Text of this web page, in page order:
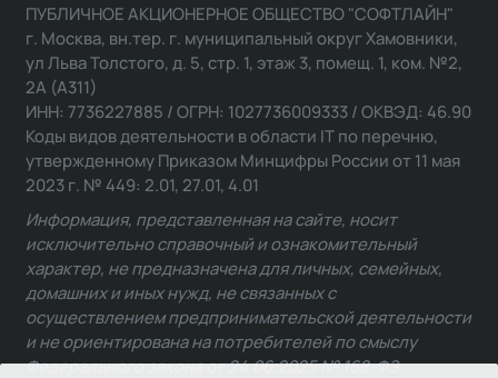
ПУБЛИЧНОЕ АКЦИОНЕРНОЕ ОБЩЕСТВО "СОФТЛАЙН"
г. Москва, вн.тер. г. муниципальный округ Хамовники,
ул Льва Толстого, д. 5, стр. 1, этаж 3, помещ. 1, ком. №2,
2А (А311)
ИНН: 7736227885 / ОГРН: 1027736009333 / ОКВЭД: 46.90
Коды видов деятельности в области IT по перечню,
утвержденному Приказом Минцифры России от 11 мая
2023 г. № 449: 2.01, 27.01, 4.01
Информация, представленная на сайте, носит
исключительно справочный и ознакомительный
характер, не предназначена для личных, семейных,
домашних и иных нужд, не связанных с
осуществлением предпринимательской деятельности
и не ориентирована на потребителей по смыслу
Федерального закона от 24.06.2025 № 168-ФЗ.